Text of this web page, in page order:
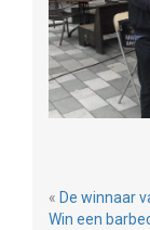
« De winnaar
Win een